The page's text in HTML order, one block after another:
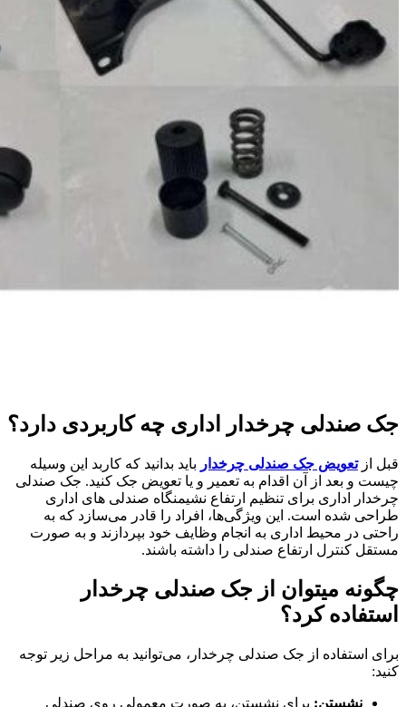
جک صندلی چرخدار اداری چه کاربردی دارد؟
قبل ازتعویض جک صندلی چرخدار باید بدانید که کاربد این وسیله
چیست و بعد از آن اقدام به تعمیر و یا تعویض جک کنید. جک صندلی
چرخدار اداری برای تنظیم ارتفاع نشیمنگاه صندلی های اداری
طراحی شده است. این ویژگی‌ها، افراد را قادر می‌سازد که به
راحتی در محیط اداری به انجام وظایف خود بپردازند و به صورت
مستقل کنترل ارتفاع صندلی را داشته باشند.
چگونه میتوان از جک صندلی چرخدار
استفاده کرد؟
برای استفاده از جک صندلی چرخدار، می‌توانید به مراحل زیر توجه
کنید:
نشستن: برای نشستن، به صورت معمولی روی صندلی